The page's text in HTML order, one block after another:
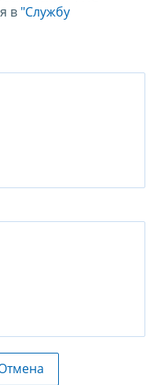
в "Службу